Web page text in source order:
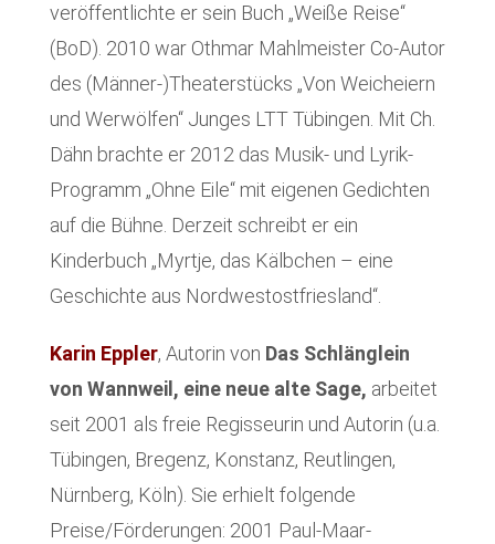
veröffentlichte er sein Buch „Weiße Reise“
(BoD). 2010 war Othmar Mahlmeister Co-Autor
des (Männer-)Theaterstücks „Von Weicheiern
und Werwölfen“ Junges LTT Tübingen. Mit Ch.
Dähn brachte er 2012 das Musik- und Lyrik-
Programm „Ohne Eile“ mit eigenen Gedichten
auf die Bühne. Derzeit schreibt er ein
Kinderbuch „Myrtje, das Kälbchen – eine
Geschichte aus Nordwestostfriesland“.
Karin Eppler, Autorin von Das Schlänglein
von Wannweil, eine neue alte Sage, arbeitet
seit 2001 als freie Regisseurin und Autorin (u.a.
Tübingen, Bregenz, Konstanz, Reutlingen,
Nürnberg, Köln). Sie erhielt folgende
Preise/Förderungen: 2001 Paul-Maar-